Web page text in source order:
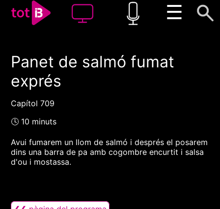
☰
00:00 00:00
Panet de salmó fumat
exprés
Capítol 709
🕓 10 minuts
Avui fumarem un llom de salmó i després el posarem
dins una barra de pa amb cogombre encurtit i salsa
d'ou i mostassa.